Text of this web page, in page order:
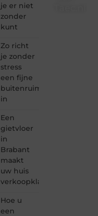
je er niet
zonder
kunt
Zo richt
je zonder
stress
een fijne
buitenruimte
in
Een
gietvloer
in
Brabant
maakt
uw huis
verkoopklaar
Hoe u
een